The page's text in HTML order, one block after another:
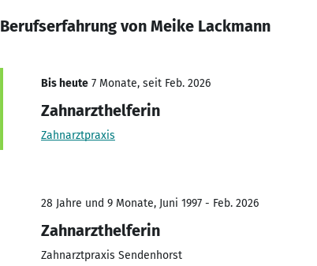
Berufserfahrung von Meike Lackmann
Bis heute 7 Monate, seit Feb. 2026
Zahnarzthelferin
Zahnarztpraxis
28 Jahre und 9 Monate, Juni 1997 - Feb. 2026
Zahnarzthelferin
Zahnarztpraxis Sendenhorst